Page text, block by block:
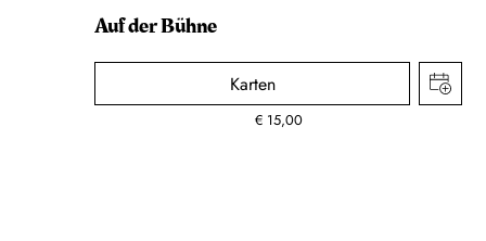
Auf der Bühne
Karten
€ 15,00